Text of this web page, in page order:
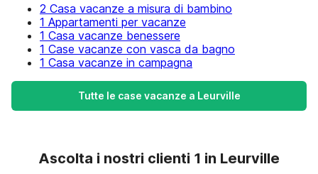
2 Casa vacanze a misura di bambino
1 Appartamenti per vacanze
1 Casa vacanze benessere
1 Case vacanze con vasca da bagno
1 Casa vacanze in campagna
Tutte le case vacanze a Leurville
Ascolta i nostri clienti 1 in Leurville